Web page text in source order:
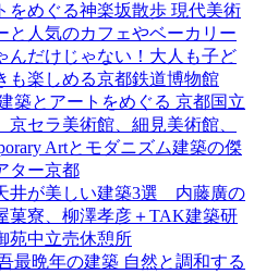
をめぐる神楽坂散歩 現代美術
と人気のカフェやベーカリー
だけじゃない！大人も子ど
も楽しめる京都鉄道博物館
築とアートをめぐる 京都国立
京セラ美術館、細見美術館、
Artとモダニズム建築の傑
ター京都
が美しい建築3選 内藤廣の
菓寮、柳澤孝彦＋TAK建築研
苑中立売休憩所
最晩年の建築 自然と調和する